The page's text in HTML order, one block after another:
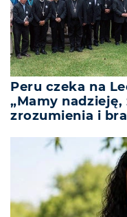
Peru czeka na
„Mamy
zrozumienia i